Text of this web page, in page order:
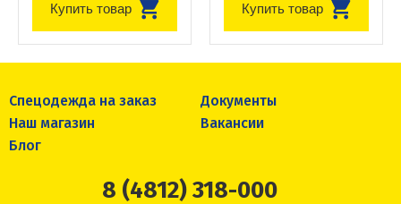
Купить товар Купить товар
Спецодежда на заказ
Документы
Наш магазин
Вакансии
Блог
8 (4812) 318-000